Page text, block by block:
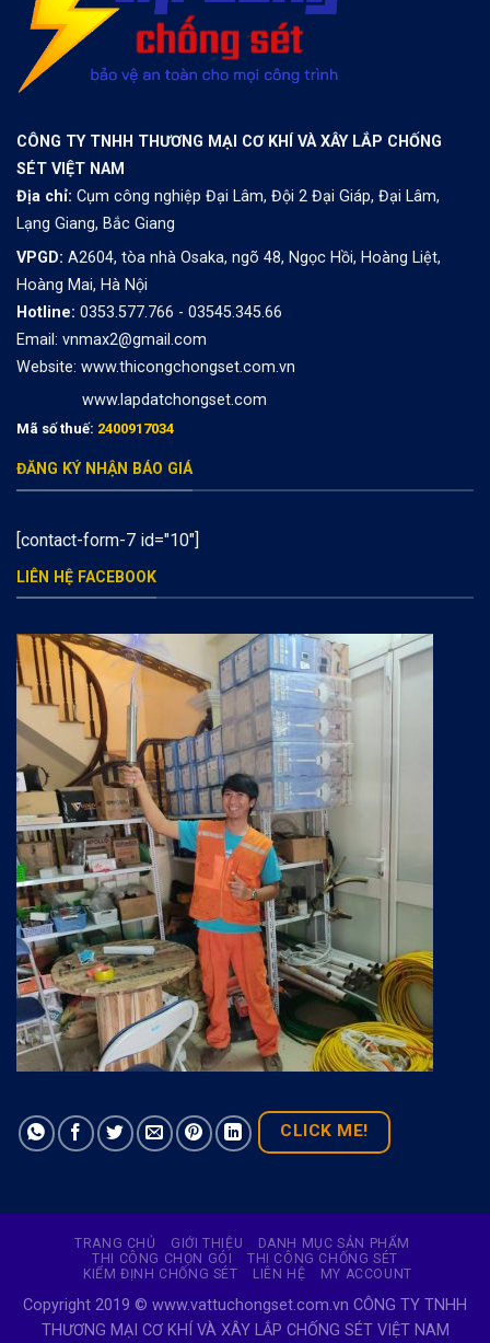
CÔNG TY TNHH THƯƠNG MẠI CƠ KHÍ VÀ XÂY LẮP CHỐNG
SÉT VIỆT NAM
Địa chỉ: Cụm công nghiệp Đại Lâm, Đội 2 Đại Giáp, Đại Lâm,
Lạng Giang, Bắc Giang
VPGD: A2604, tòa nhà Osaka, ngõ 48, Ngọc Hồi, Hoàng Liệt,
Hoàng Mai, Hà Nội
Hotline: 0353.577.766 - 03545.345.66
Email: vnmax2@gmail.com
Website: www.thicongchongset.com.vn
www.lapdatchongset.com
Mã số thuế: 2400917034
ĐĂNG KÝ NHẬN BÁO GIÁ
[contact-form-7 id="10"]
LIÊN HỆ FACEBOOK
CLICK ME!
TRANG CHỦ GIỚI THIỆU
DANH MỤC SẢN PHẨM
THI CÔNG CHỌN GÓI
THI CÔNG CHỐNG SÉT
KIỂM ĐỊNH CHỐNG SÉT
LIÊN HỆ MY ACCOUNT
Copyright 2019 © www.vattuchongset.com.vn CÔNG TY TNHH
THƯƠNG MẠI CƠ KHÍ VÀ XÂY LẮP CHỐNG SÉT VIỆT NAM